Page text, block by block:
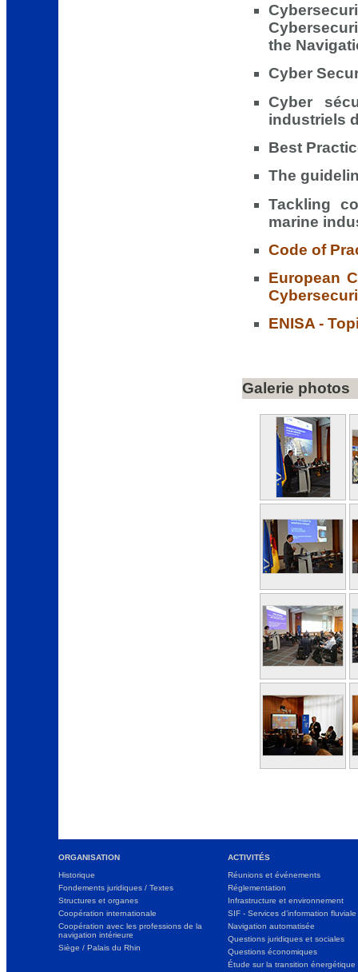
the
Cyber
Cyber
industriels
Best
The
Tackling
marine
Code of
European
ENISA -
Galerie photos
ORGANISATION
Historique
Fondements juridiques / Textes
Structures et organes
Coopération internationale
Coopération avec les professions de la
navigation intérieure
Siège / Palais du Rhin
ACTIVITÉS
Réunions et événements
Réglementation
Infrastructure et environnement
SIF - Services d’information fluviale
Navigation automatisée
Questions juridiques et sociales
Questions économiques
Étude sur la transition énergétique